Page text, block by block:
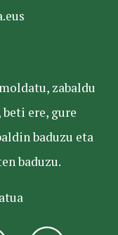
zabaldu
ere, gure
baduzu eta
baduzu.